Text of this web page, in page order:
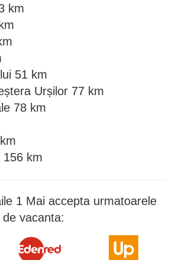
km
51 km
Urșilor 77 km
78 km
156 km
1 Mai accepta urmatoarele
vacanta: